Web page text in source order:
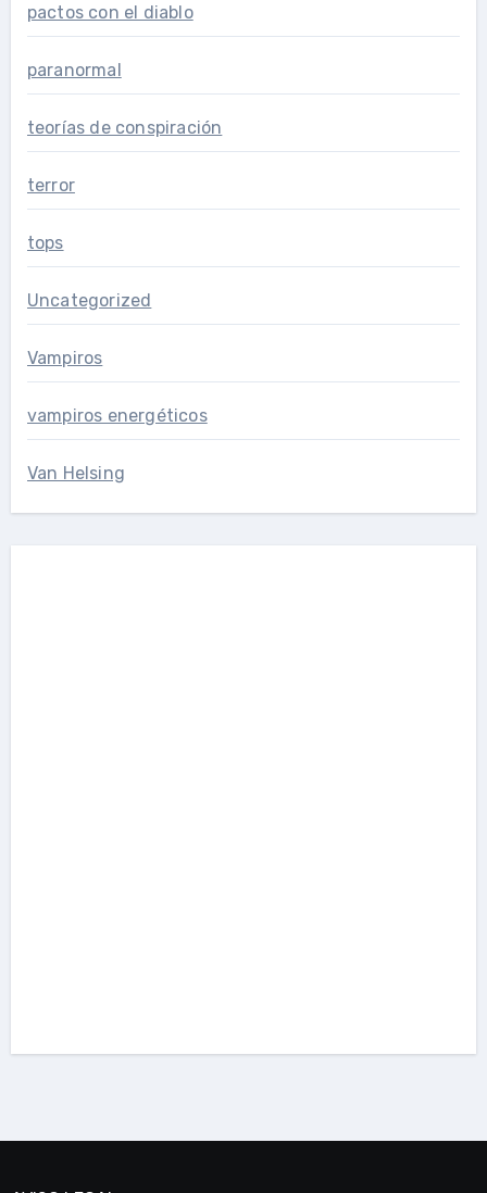
pactos con el diablo
paranormal
teorías de conspiración
terror
tops
Uncategorized
Vampiros
vampiros energéticos
Van Helsing